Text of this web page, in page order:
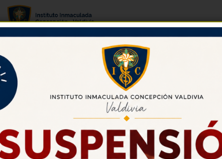
Primer encuentro de Delegados
Pastoral Estudiantes 2025